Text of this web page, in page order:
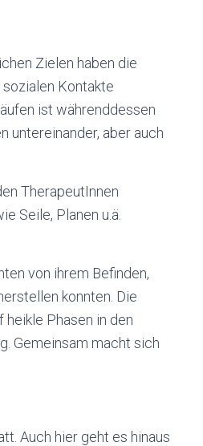
Zielen haben die
Kontakte
ist währenddessen
untereinander, aber auch
TherapeutInnen
Seile, Planen u.ä.
von ihrem Befinden,
konnten. Die
Phasen in den
Gemeinsam macht sich
Auch hier geht es hinaus